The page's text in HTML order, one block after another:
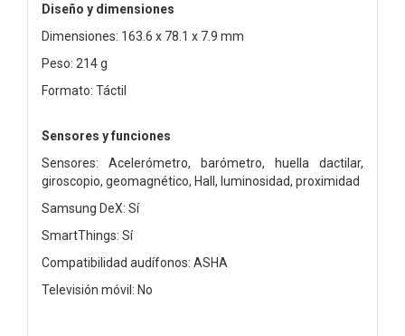
Diseño y dimensiones
Dimensiones: 163.6 x 78.1 x 7.9 mm
Peso: 214 g
Formato: Táctil
Sensores y funciones
Sensores: Acelerómetro, barómetro, huella dactilar,
giroscopio, geomagnético, Hall, luminosidad, proximidad
Samsung DeX: Sí
SmartThings: Sí
Compatibilidad audífonos: ASHA
Televisión móvil: No